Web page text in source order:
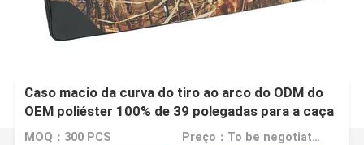
Caso macio da curva do tiro ao arco do ODM do
OEM poliéster 100% de 39 polegadas para a caça
MOQ：300 PCS Preço：To be negotiated